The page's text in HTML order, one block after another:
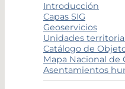
Introducción
Capas SIG
Geoservicios
Unidades
Catálogo de
Mapa Nacional de
Asentamientos